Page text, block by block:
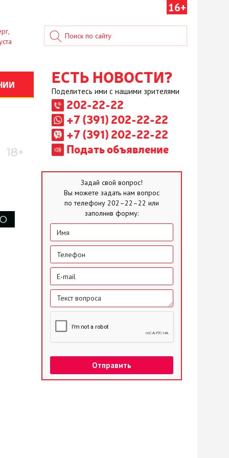
16+
ЕСТЬ НОВОСТИ?
Поделитесь ими с нашими зрителями
202-22-22
+7 (391) 202-22-22
+7 (391) 202-22-22
Подать объявление
Задай свой вопрос!
Вы можете задать нам вопрос
по телефону 202–22–22 или
заполнив форму: